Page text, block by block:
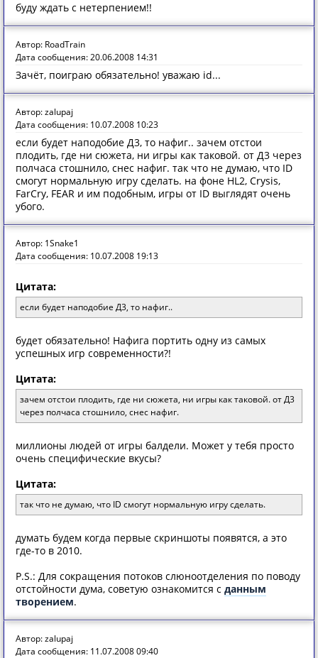
буду ждать с нетерпением!!
Автор: RoadTrain
Дата сообщения: 20.06.2008 14:31
Зачёт, поиграю обязательно! уважаю id...
Автор: zalupaj
Дата сообщения: 10.07.2008 10:23
если будет наподобие Д3, то нафиг.. зачем отстои
плодить, где ни сюжета, ни игры как таковой. от Д3 через
полчаса стошнило, снес нафиг. так что не думаю, что ID
смогут нормальную игру сделать. на фоне HL2, Crysis,
FarCry, FEAR и им подобным, игры от ID выглядят очень
убого.
Автор: 1Snake1
Дата сообщения: 10.07.2008 19:13
Цитата:
если будет наподобие Д3, то нафиг..
будет обязательно! Нафига портить одну из самых
успешных игр современности?!
Цитата:
зачем отстои плодить, где ни сюжета, ни игры как таковой. от Д3
через полчаса стошнило, снес нафиг.
миллионы людей от игры балдели. Может у тебя просто
очень специфические вкусы?
Цитата:
так что не думаю, что ID смогут нормальную игру сделать.
думать будем когда первые скриншоты появятся, а это
где-то в 2010.
P.S.: Для сокращения потоков слюноотделения по поводу
отстойности дума, советую ознакомится с данным
творением.
Автор: zalupaj
Дата сообщения: 11.07.2008 09:40